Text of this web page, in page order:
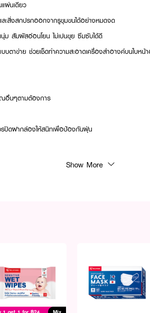
ผ่นเดียว
ละสิ่งสกปรกออกจากรูขุมขนได้อย่างหมดจด
ม สัมผัสอ่อนโยน ไม่เปนขุย ซึมซับได้ดี
ตาข่าย ช่วยเช็ดทำความสะอาดเครื่องสำอางค์บนใบหน้
ณอื่นๆตามต้องการ
รปิดฝากล่องให้สนิทเพื่อป้องกันฝุ่น
Show More